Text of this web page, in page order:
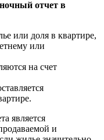
отчет в
или доля в квартире,
или
на счет
является
и